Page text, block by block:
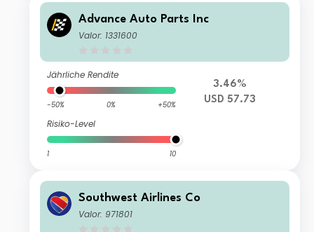
Advance Auto Parts Inc
Valor: 1331600
Jährliche Rendite
-50% 0% +50%
Risiko-Level
1 10
3.46%
USD 57.73
Southwest Airlines Co
Valor: 971801